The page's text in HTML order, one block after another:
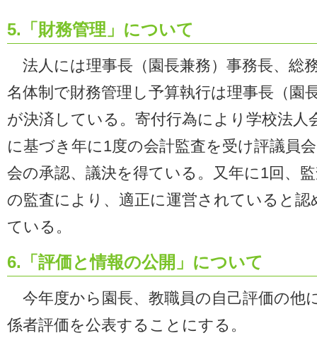
5.「財務管理」について
法人には理事長（園長兼務）事務長、総
名体制で財務管理し予算執行は理事長（園
が決済している。寄付行為により学校法人
に基づき年に1度の会計監査を受け評議員
会の承認、議決を得ている。又年に1回、
の監査により、適正に運営されていると認
ている。
6.「評価と情報の公開」について
今年度から園長、教職員の自己評価の他
係者評価を公表することにする。